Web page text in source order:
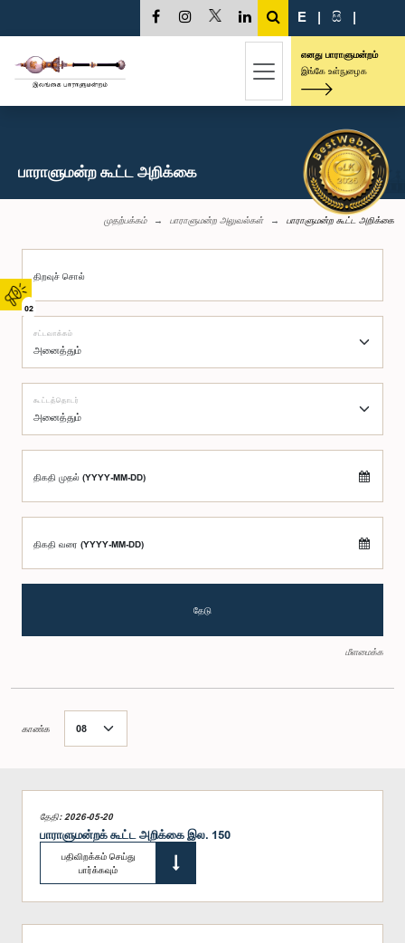
02
E | සි |
எனது பாராளுமன்றம்
இங்கே உள்நுழைக
பாராளுமன்ற கூட்ட அறிக்கை
முதற்பக்கம் பாராளுமன்ற அலுவல்கள் பாராளுமன்ற கூட்ட அறிக்கை
திறவுச் சொல்
சட்டவாக்கம்
கூட்டத்தொடர்
திகதி முதல் (YYYY-MM-DD)
திகதி வரை (YYYY-MM-DD)
தேடு
மீளமைக்க
காண்க
தேதி: 2026-05-20
பாராளுமன்றக் கூட்ட அறிக்கை இல. 150
பதிவிறக்கம் செய்து
பார்க்கவும்